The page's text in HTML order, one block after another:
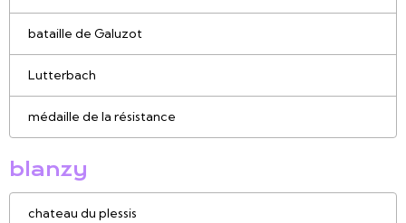
bataille de Galuzot
Lutterbach
médaille de la résistance
blanzy
chateau du plessis